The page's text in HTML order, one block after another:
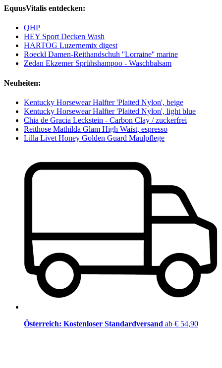
EquusVitalis entdecken:
QHP
HEY Sport Decken Wash
HARTOG Luzernemix digest
Roeckl Damen-Reithandschuh ''Lorraine'' marine
Zedan Ekzemer Sprühshampoo - Waschbalsam
Neuheiten:
Kentucky Horsewear Halfter 'Plaited Nylon', beige
Kentucky Horsewear Halfter 'Plaited Nylon', light blue
Chia de Gracia Leckstein - Carbon Clay / zuckerfrei
Reithose Mathilda Glam High Waist, espresso
Lilla Livet Honey Golden Guard Maulpflege
Österreich: Kostenloser Standardversand ab € 54,90